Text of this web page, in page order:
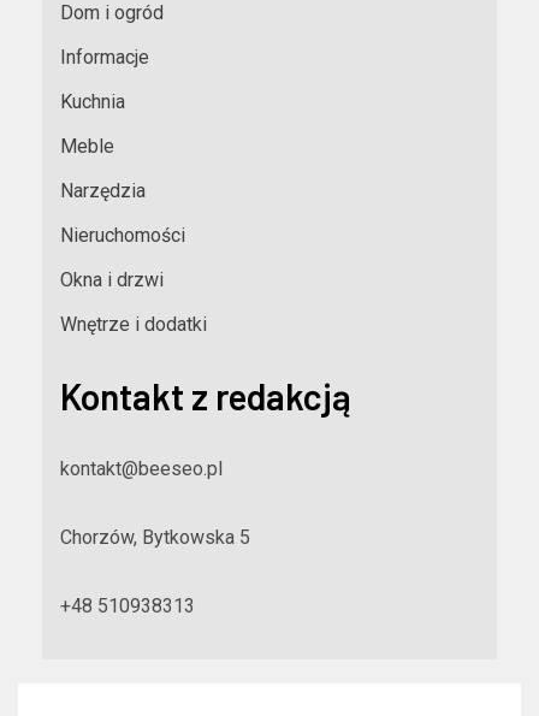
Dom i ogród
Informacje
Kuchnia
Meble
Narzędzia
Nieruchomości
Okna i drzwi
Wnętrze i dodatki
Kontakt z redakcją
kontakt@beeseo.pl
Chorzów, Bytkowska 5
+48 510938313